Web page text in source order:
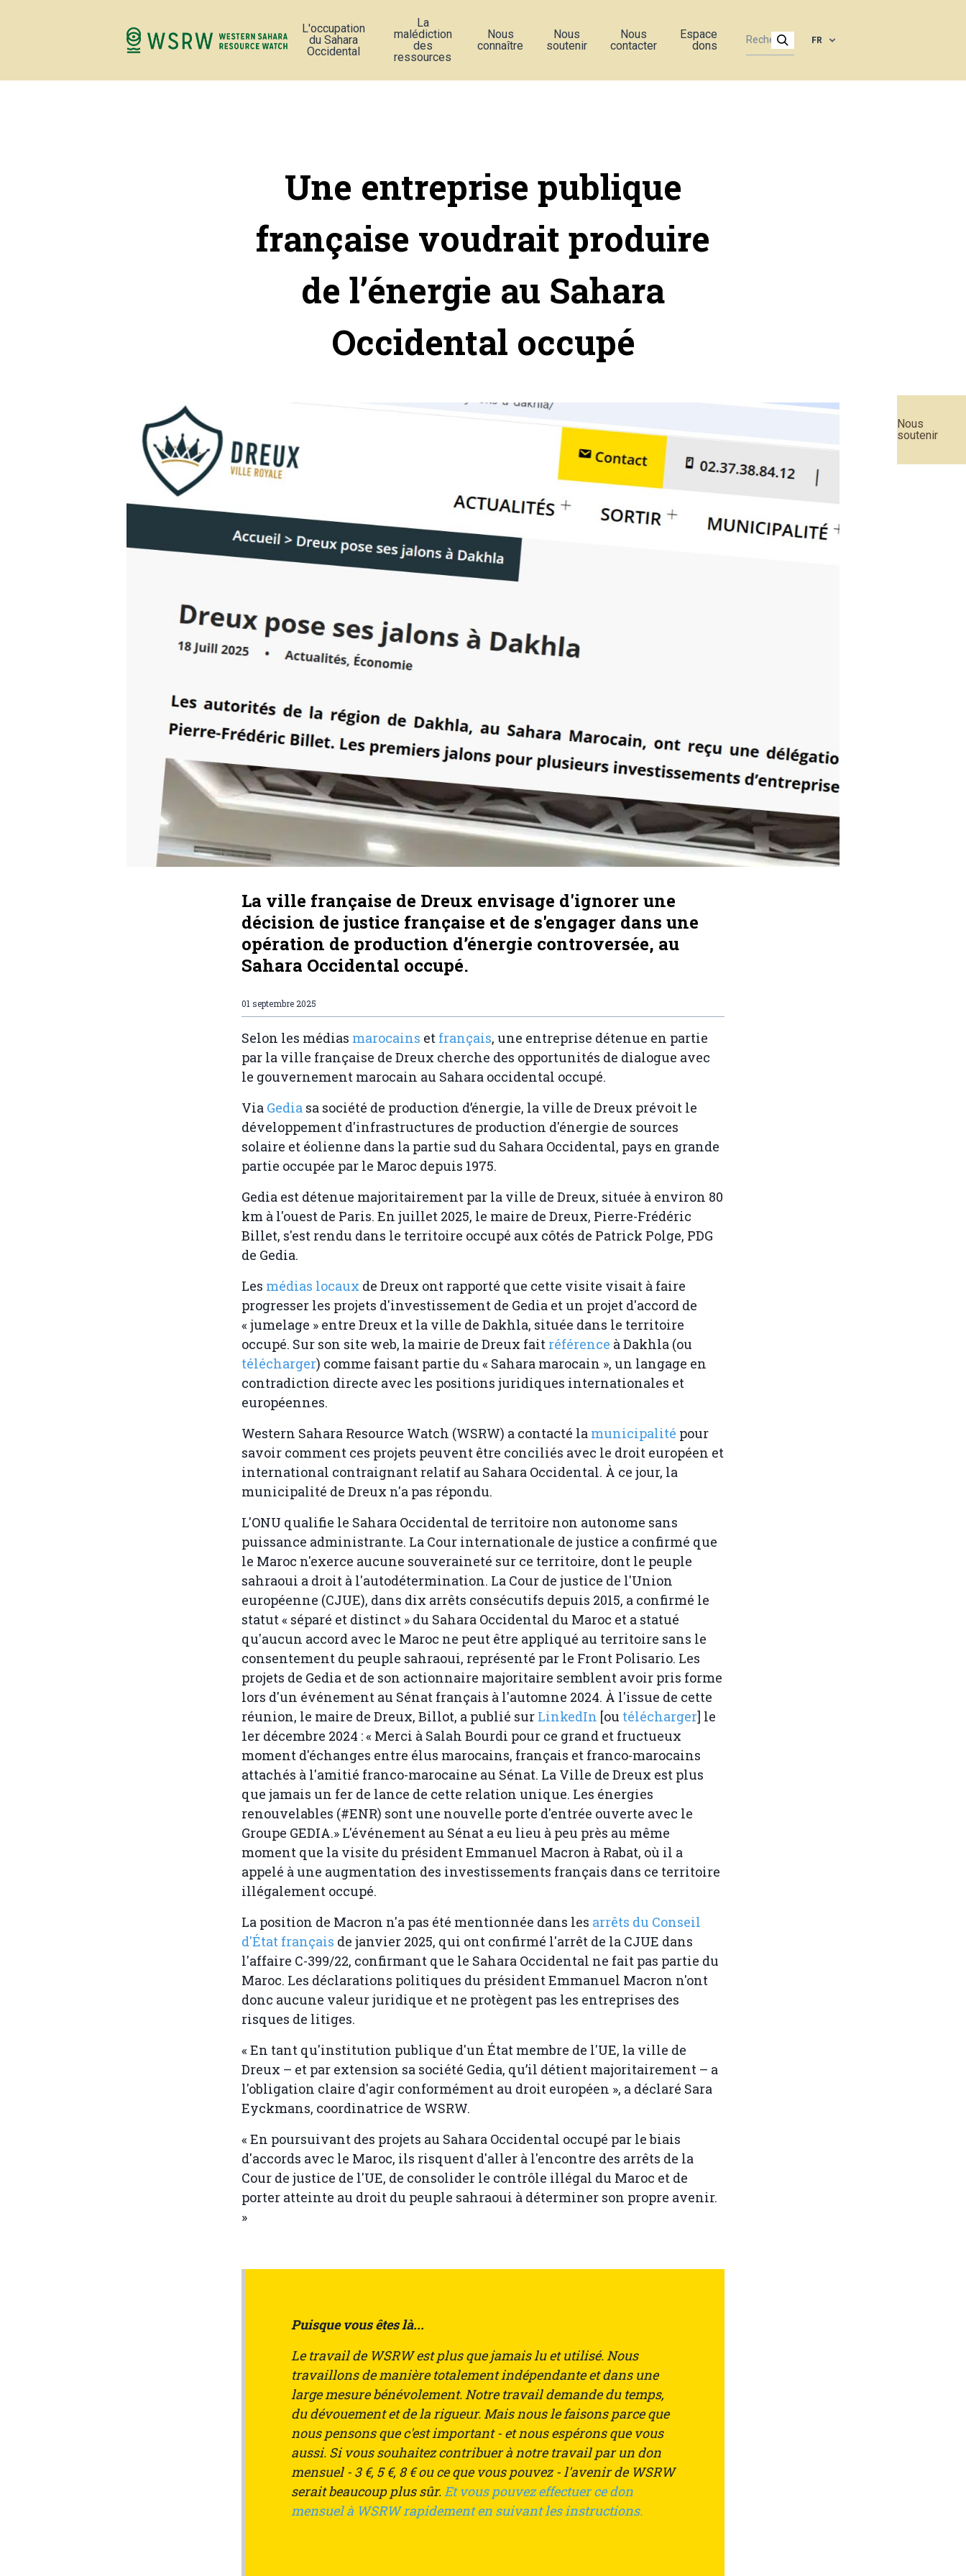
Nous
soutenir
L'occupation
du Sahara
Occidental
La
malédiction
des
ressources
Nous
connaître
Nous
soutenir
Nous
contacter
Espace
dons
FR
Une entreprise publique
française voudrait produire
de l’énergie au Sahara
Occidental occupé
La ville française de Dreux envisage d'ignorer une
décision de justice française et de s'engager dans une
opération de production d’énergie controversée, au
Sahara Occidental occupé.
01 septembre 2025
Selon les médias marocains et français, une entreprise détenue en partie
par la ville française de Dreux cherche des opportunités de dialogue avec
le gouvernement marocain au Sahara occidental occupé.
Via Gedia sa société de production d’énergie, la ville de Dreux prévoit le
développement d'infrastructures de production d'énergie de sources
solaire et éolienne dans la partie sud du Sahara Occidental, pays en grande
partie occupée par le Maroc depuis 1975.
Gedia est détenue majoritairement par la ville de Dreux, située à environ 80
km à l'ouest de Paris. En juillet 2025, le maire de Dreux, Pierre-Frédéric
Billet, s'est rendu dans le territoire occupé aux côtés de Patrick Polge, PDG
de Gedia.
Les médias locaux de Dreux ont rapporté que cette visite visait à faire
progresser les projets d'investissement de Gedia et un projet d'accord de
« jumelage » entre Dreux et la ville de Dakhla, située dans le territoire
occupé. Sur son site web, la mairie de Dreux fait référence à Dakhla (ou
télécharger) comme faisant partie du « Sahara marocain », un langage en
contradiction directe avec les positions juridiques internationales et
européennes.
Western Sahara Resource Watch (WSRW) a contacté la municipalité pour
savoir comment ces projets peuvent être conciliés avec le droit européen et
international contraignant relatif au Sahara Occidental. À ce jour, la
municipalité de Dreux n'a pas répondu.
L'ONU qualifie le Sahara Occidental de territoire non autonome sans
puissance administrante. La Cour internationale de justice a confirmé que
le Maroc n'exerce aucune souveraineté sur ce territoire, dont le peuple
sahraoui a droit à l'autodétermination. La Cour de justice de l'Union
européenne (CJUE), dans dix arrêts consécutifs depuis 2015, a confirmé le
statut « séparé et distinct » du Sahara Occidental du Maroc et a statué
qu'aucun accord avec le Maroc ne peut être appliqué au territoire sans le
consentement du peuple sahraoui, représenté par le Front Polisario. Les
projets de Gedia et de son actionnaire majoritaire semblent avoir pris forme
lors d'un événement au Sénat français à l'automne 2024. À l'issue de cette
réunion, le maire de Dreux, Billot, a publié sur LinkedIn [ou télécharger] le
1er décembre 2024 : « Merci à Salah Bourdi pour ce grand et fructueux
moment d'échanges entre élus marocains, français et franco-marocains
attachés à l'amitié franco-marocaine au Sénat. La Ville de Dreux est plus
que jamais un fer de lance de cette relation unique. Les énergies
renouvelables (#ENR) sont une nouvelle porte d'entrée ouverte avec le
Groupe GEDIA.» L'événement au Sénat a eu lieu à peu près au même
moment que la visite du président Emmanuel Macron à Rabat, où il a
appelé à une augmentation des investissements français dans ce territoire
illégalement occupé.
La position de Macron n'a pas été mentionnée dans les arrêts du Conseil
d'État français de janvier 2025, qui ont confirmé l'arrêt de la CJUE dans
l'affaire C-399/22, confirmant que le Sahara Occidental ne fait pas partie du
Maroc. Les déclarations politiques du président Emmanuel Macron n'ont
donc aucune valeur juridique et ne protègent pas les entreprises des
risques de litiges.
« En tant qu'institution publique d'un État membre de l'UE, la ville de
Dreux – et par extension sa société Gedia, qu’il détient majoritairement – a
l'obligation claire d'agir conformément au droit européen », a déclaré Sara
Eyckmans, coordinatrice de WSRW.
« En poursuivant des projets au Sahara Occidental occupé par le biais
d'accords avec le Maroc, ils risquent d'aller à l'encontre des arrêts de la
Cour de justice de l'UE, de consolider le contrôle illégal du Maroc et de
porter atteinte au droit du peuple sahraoui à déterminer son propre avenir.
»
Puisque vous êtes là...
Le travail de WSRW est plus que jamais lu et utilisé. Nous
travaillons de manière totalement indépendante et dans une
large mesure bénévolement. Notre travail demande du temps,
du dévouement et de la rigueur. Mais nous le faisons parce que
nous pensons que c'est important - et nous espérons que vous
aussi. Si vous souhaitez contribuer à notre travail par un don
mensuel - 3 €, 5€, 8€ou ce que vous pouvez - l'avenir de WSRW
serait beaucoup plus sûr.Et vous pouvez effectuer ce don
mensuel à WSRW rapidement en suivant les instructions.